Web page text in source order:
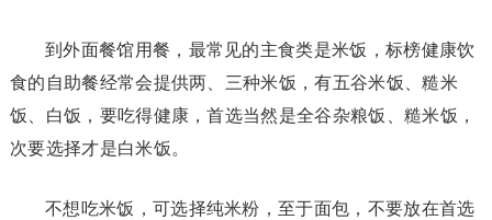
到外面餐馆用餐，最常见的主食类是米饭，标榜健康饮
食的自助餐经常会提供两、三种米饭，有五谷米饭、糙米
饭、白饭，要吃得健康，首选当然是全谷杂粮饭、糙米饭，
次要选择才是白米饭。
不想吃米饭，可选择纯米粉，至于面包，不要放在首选